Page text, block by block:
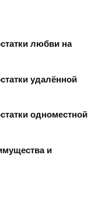
любви на
удалённой
одноместной
и